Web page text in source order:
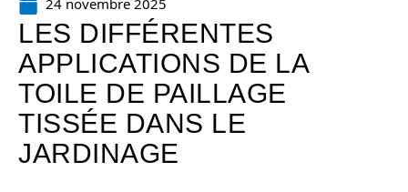
24 novembre 2025
LES DIFFÉRENTES
APPLICATIONS DE LA
TOILE DE PAILLAGE
TISSÉE DANS LE
JARDINAGE